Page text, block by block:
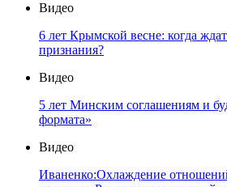
Видео
6 лет Крымской весне: когда
признания?
Видео
5 лет Минским соглашениям и
формата»
Видео
Иваненко:Охлаждение